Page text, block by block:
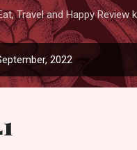
Travel and Happy
2022